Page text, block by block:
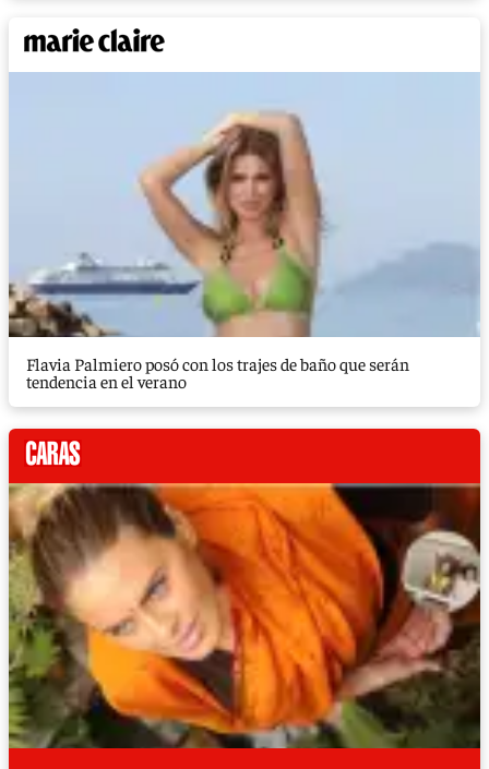
Flavia Palmiero posó con los trajes de baño que serán
tendencia en el verano